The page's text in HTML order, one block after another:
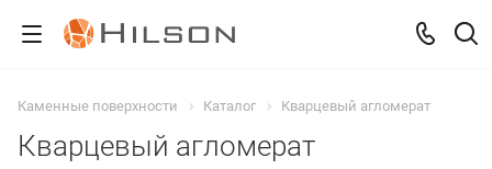
Каменные поверхности Каталог Кварцевый агломерат
Кварцевый агломерат